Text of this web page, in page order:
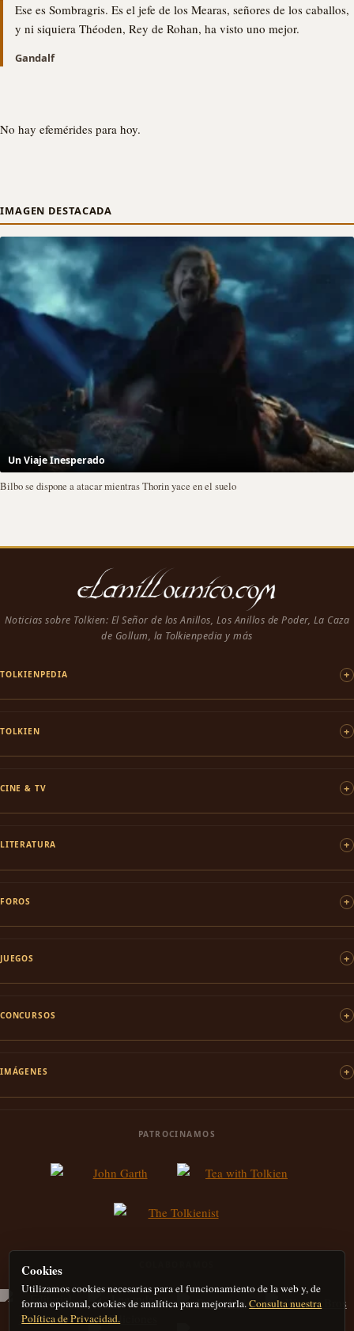
Ese es Sombragris. Es el jefe de los Mearas, señores de los caballos,
y ni siquiera Théoden, Rey de Rohan, ha visto uno mejor.
Gandalf
No hay efemérides para hoy.
IMAGEN DESTACADA
Un Viaje Inesperado
Bilbo se dispone a atacar mientras Thorin yace en el suelo
Noticias sobre Tolkien: El Señor de los Anillos, Los Anillos de Poder, La Caza
de Gollum, la Tolkienpedia y más
TOLKIENPEDIA
TOLKIEN
CINE & TV
LITERATURA
FOROS
JUEGOS
CONCURSOS
IMÁGENES
PATROCINAMOS
Cookies
Utilizamos cookies necesarias para el funcionamiento de la web y, de
forma opcional, cookies de analítica para mejorarla.Consulta nuestra
Política de Privacidad.